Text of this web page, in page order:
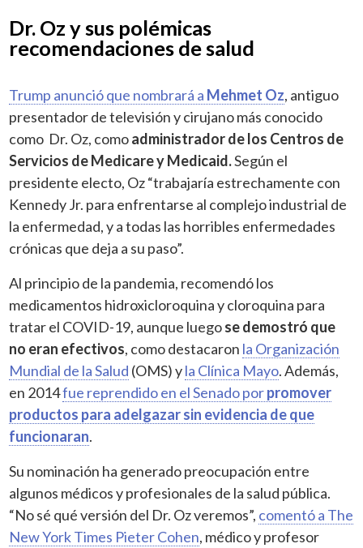
Dr. Oz y sus polémicas
recomendaciones de salud
Trump anunció que nombrará a Mehmet Oz, antiguo
presentador de televisión y cirujano más conocido
como Dr. Oz, comoadministrador de los Centros de
Servicios de Medicare y Medicaid.Según el
presidente electo, Oz “trabajaría estrechamente con
Kennedy Jr. para enfrentarse al complejo industrial de
la enfermedad, y a todas las horribles enfermedades
crónicas que deja a su paso”.
Al principio de la pandemia, recomendó los
medicamentos hidroxicloroquina y cloroquina para
tratar el COVID-19, aunque luegose demostró que
no eran efectivos, como destacaron la Organización
Mundial de la Salud (OMS) yla Clínica Mayo. Además,
en 2014fue reprendido en el Senado porpromover
productos para adelgazar sin evidencia de que
funcionaran.
Su nominación ha generado preocupación entre
algunos médicos y profesionales de la salud pública.
“No sé qué versión del Dr. Oz veremos”, comentó a The
New York Times Pieter Cohen, médico y profesor